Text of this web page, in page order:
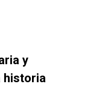
y
historia